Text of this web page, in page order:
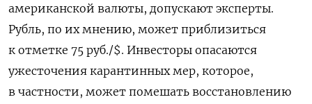
американской валюты, допускают эксперты.
Рубль, по их мнению, может приблизиться
к отметке 75 руб./$. Инвесторы опасаются
ужесточения карантинных мер, которое,
в частности, может помешать восстановлению